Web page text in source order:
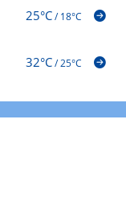
25°C/18°C
32°C/25°C